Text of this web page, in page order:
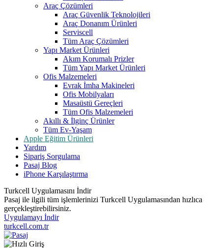
Araç Çözümleri
Araç Güvenlik Teknolojileri
Araç Donanım Ürünleri
Serviscell
Tüm Araç Çözümleri
Yapı Market Ürünleri
Akım Korumalı Prizler
Tüm Yapı Market Ürünleri
Ofis Malzemeleri
Evrak İmha Makineleri
Ofis Mobilyaları
Masaüstü Gereçleri
Tüm Ofis Malzemeleri
Akıllı & İlginç Ürünler
Tüm Ev-Yaşam
Apple Eğitim Ürünleri
Yardım
Sipariş Sorgulama
Pasaj Blog
iPhone Karşılaştırma
Turkcell Uygulamasını İndir
Pasaj ile ilgili tüm işlemlerinizi Turkcell Uygulamasından hızlıca
gerçekleştirebilirsiniz.
Uygulamayı İndir
turkcell.com.tr